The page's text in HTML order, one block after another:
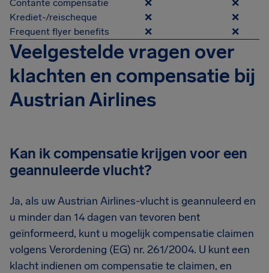
Contante compensatie
❌
❌
Krediet-/reischeque
❌
❌
Frequent flyer benefits
❌ ❌
Veelgestelde vragen over
klachten en compensatie bij
Austrian Airlines
Kan ik compensatie krijgen voor een
geannuleerde vlucht?
Ja, als uw Austrian Airlines-vlucht is geannuleerd en
u minder dan 14 dagen van tevoren bent
geïnformeerd, kunt u mogelijk compensatie claimen
volgens Verordening (EG) nr. 261/2004. U kunt een
klacht indienen om compensatie te claimen, en